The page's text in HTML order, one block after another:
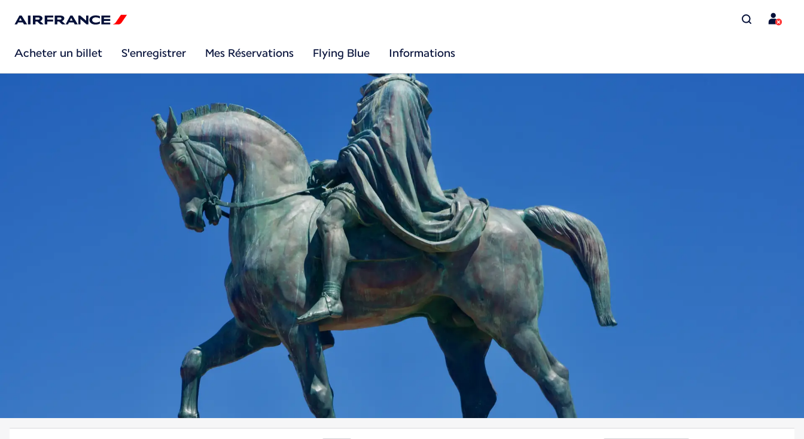
Acheter un billet S'enregistrer Mes Réservations Flying Blue Informations